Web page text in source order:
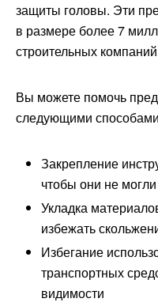
защиты головы. Эти
в размере более 7
строительных
Вы можете помочь
следующими
Закрепление
чтобы они не могли
Укладка
избежать
Избегание
транспортных
видимости